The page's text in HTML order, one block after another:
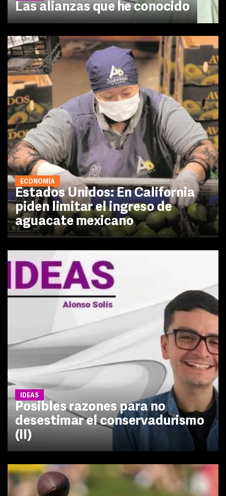
Las alianzas que he conocido
ECONOMÍA
Estados Unidos: En California
piden limitar el ingreso de
aguacate mexicano
IDEAS
Posibles razones para no
desestimar el conservadurismo
(II)